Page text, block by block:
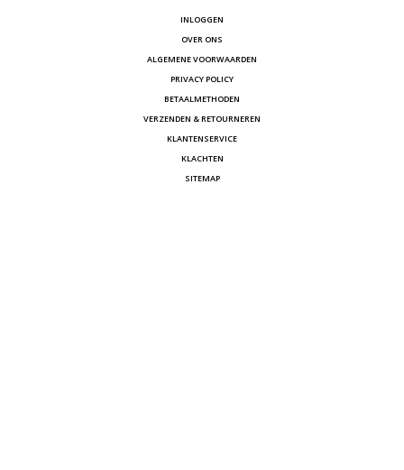
INLOGGEN
OVER ONS
ALGEMENE VOORWAARDEN
PRIVACY POLICY
BETAALMETHODEN
VERZENDEN & RETOURNEREN
KLANTENSERVICE
KLACHTEN
SITEMAP